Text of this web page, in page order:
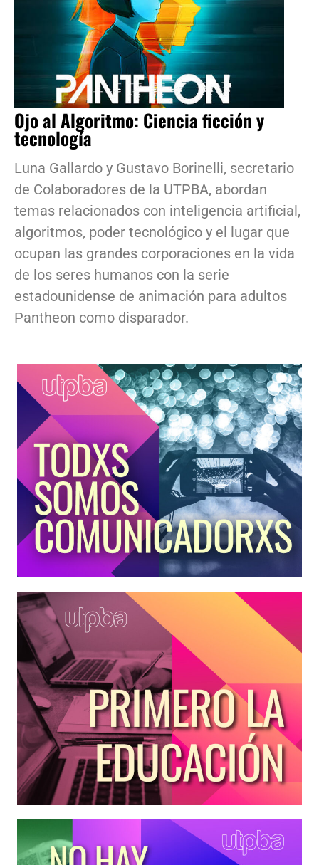
Ojo al Algoritmo: Ciencia ficción y
tecnología
Luna Gallardo y Gustavo Borinelli, secretario
de Colaboradores de la UTPBA, abordan
temas relacionados con inteligencia artificial,
algoritmos, poder tecnológico y el lugar que
ocupan las grandes corporaciones en la vida
de los seres humanos con la serie
estadounidense de animación para adultos
Pantheon como disparador.